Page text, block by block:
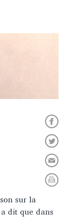
sur la
dit que dans